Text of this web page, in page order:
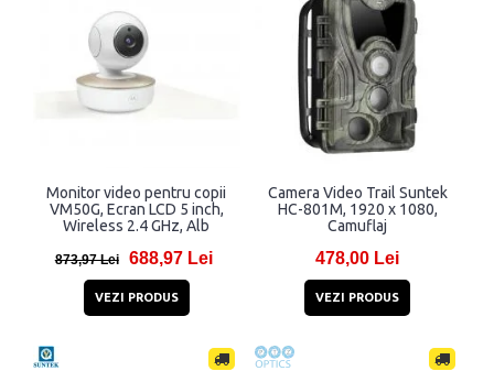
Monitor video pentru copii
VM50G, Ecran LCD 5 inch,
Wireless 2.4 GHz, Alb
873,97 Lei 688,97 Lei
VEZI PRODUS
Camera Video Trail Suntek
HC-801M, 1920 x 1080,
Camuflaj
478,00 Lei
VEZI PRODUS